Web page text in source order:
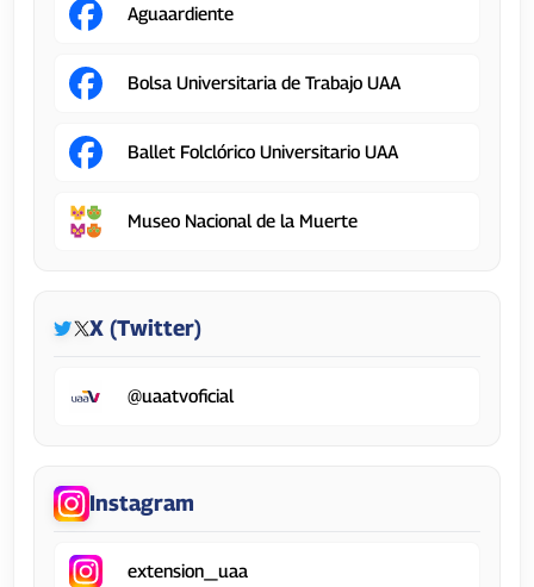
Aguaardiente
Bolsa Universitaria de Trabajo UAA
Ballet Folclórico Universitario UAA
Museo Nacional de la Muerte
X (Twitter)
@uaatvoficial
Instagram
extension_uaa